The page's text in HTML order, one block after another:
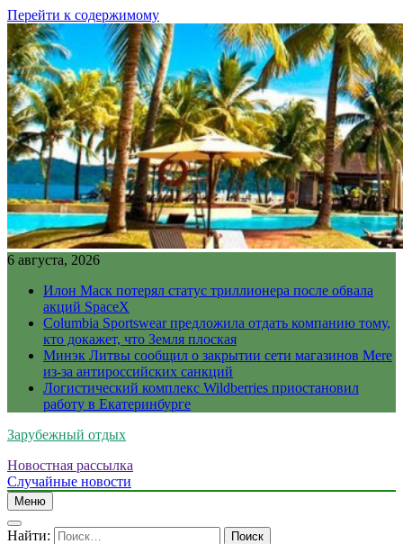
Перейти к содержимому
6 августа, 2026
Илон Маск потерял статус триллионера после обвала
акций SpaceX
Columbia Sportswear предложила отдать компанию тому,
кто докажет, что Земля плоская
Минэк Литвы сообщил о закрытии сети магазинов Mere
из-за антироссийских санкций
Логистический комплекс Wildberries приостановил
работу в Екатеринбурге
Зарубежный отдых
Новостная рассылка
Случайные новости
Меню
Найти: